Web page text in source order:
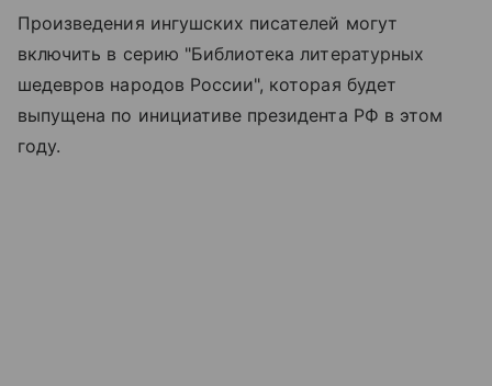
Произведения ингушских писателей могут
включить в серию "Библиотека литературных
шедевров народов России", которая будет
выпущена по инициативе президента РФ в этом
году.